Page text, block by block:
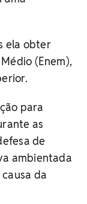
ela obter
(Enem),
para
as
de
ambientada
da